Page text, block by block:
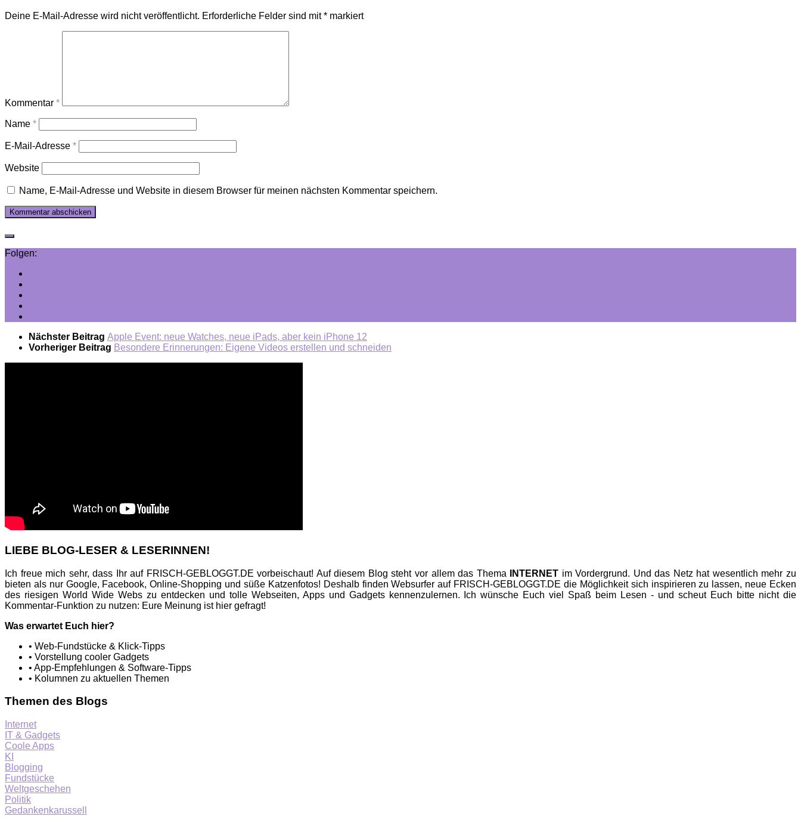
Deine E-Mail-Adresse wird nicht veröffentlicht. Erforderliche Felder sind mit* markiert
Kommentar *
Name *
E-Mail-Adresse *
Website
Name, E-Mail-Adresse und Website in diesem Browser für meinen nächsten Kommentar speichern.
Folgen:
Nächster Beitrag Apple Event: neue Watches, neue iPads, aber kein iPhone 12
Vorheriger Beitrag Besondere Erinnerungen: Eigene Videos erstellen und schneiden
LIEBE BLOG-LESER & LESERINNEN!
Ich freue mich sehr, dass Ihr auf FRISCH-GEBLOGGT.DE vorbeischaut! Auf diesem Blog steht vor allem das Thema INTERNET im Vordergrund. Und das Netz hat wesentlich mehr zu
bieten als nur Google, Facebook, Online-Shopping und süße Katzenfotos! Deshalb finden Websurfer auf FRISCH-GEBLOGGT.DE die Möglichkeit sich inspirieren zu lassen, neue Ecken
des riesigen World Wide Webs zu entdecken und tolle Webseiten, Apps und Gadgets kennenzulernen. Ich wünsche Euch viel Spaß beim Lesen - und scheut Euch bitte nicht die
Kommentar-Funktion zu nutzen: Eure Meinung ist hier gefragt!
Was erwartet Euch hier?
• Web-Fundstücke & Klick-Tipps
• Vorstellung cooler Gadgets
• App-Empfehlungen & Software-Tipps
• Kolumnen zu aktuellen Themen
Themen des Blogs
Internet
IT & Gadgets
Coole Apps
KI
Blogging
Fundstücke
Weltgeschehen
Politik
Gedankenkarussell